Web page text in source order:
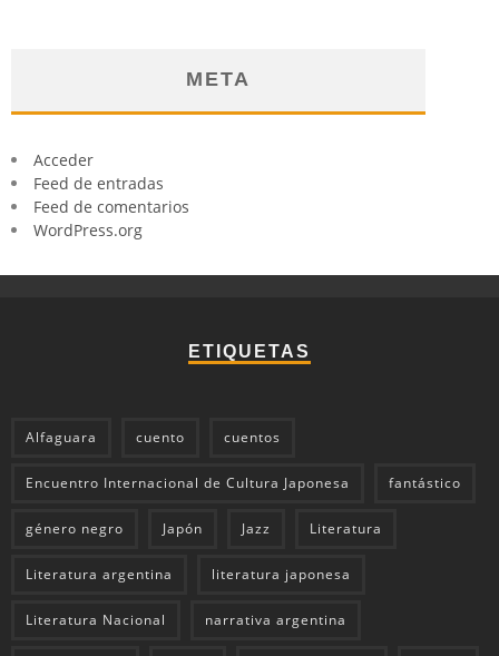
META
Acceder
Feed de entradas
Feed de comentarios
WordPress.org
ETIQUETAS
Alfaguara cuento cuentos
Encuentro Internacional de Cultura Japonesa fantástico
género negro Japón Jazz Literatura
Literatura argentina literatura japonesa
Literatura Nacional narrativa argentina